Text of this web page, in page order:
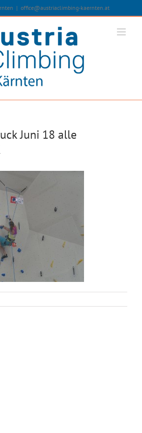
| office@austriaclimbing-kaernten.at
Juni 18 alle